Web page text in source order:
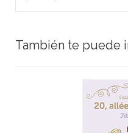
También te puede